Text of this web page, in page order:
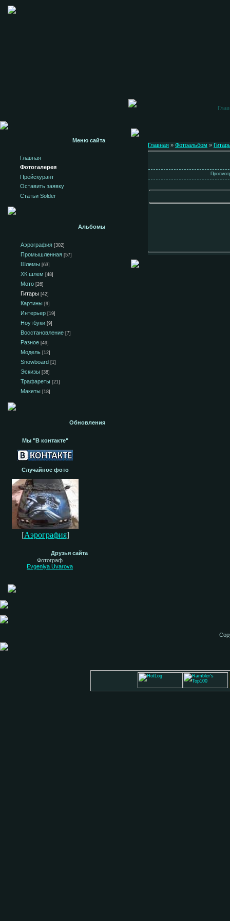
Меню сайта
Главная
Фотогалерея
Прейскурант
Оставить заявку
Статьи Solder
Альбомы
Аэрография [302]
Промышленная [57]
Шлемы [63]
ХК шлем [48]
Мото [26]
Гитары [42]
Картины [9]
Интерьер [19]
Ноутбуки [9]
Восстановление [7]
Разное [49]
Модель [12]
Snowboard [1]
Эскизы [38]
Трафареты [21]
Макеты [18]
Обновления
Мы "В контакте"
Случайное фото
[Аэрография]
Друзья сайта
Фотограф
Evgeniya Uvarova
Главная » Фотоальбом »